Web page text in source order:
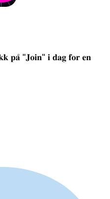
𝐩𝐚̊ "𝐉𝐨𝐢𝐧" 𝐢 𝐝𝐚𝐠 𝐟𝐨𝐫 𝐞𝐧